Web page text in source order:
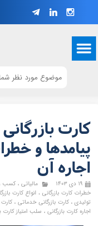
پیامدها و
اجاره آن
۱۹ دی ۱۴۰۳ مالیاتی ، کسب
خطرات کارت بازرگانی ، انواع کارت
تولیدی ، کارت بازرگانی خدماتی ، کارت
اجاره کارت بازرگانی ، سلب امتیاز کارت